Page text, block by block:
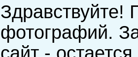
Здравствуйте!
фотографий.